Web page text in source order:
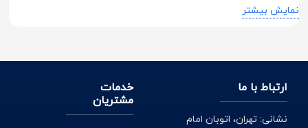
پوست کودکان به دلیل نرمی بیشتر مقاومت کمتری در برابر
صابون های بچه گانه به لطف فرمول خاص خود از سوزش
چشم جلوگیری می کنند، همچنین با افزودن پروتئین های
نمایش بیشتر
ارتباط با ما
نشانی: تهران، اتوبان امام
خدمات
مشتریان